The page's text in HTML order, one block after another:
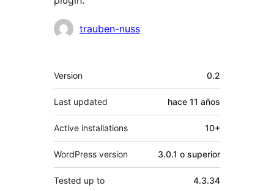
Colaboradores
trauben-nuss
Meta
Version 0.2
Last updated hace 11 años
Active installations 10+
WordPress version 3.0.1 o superior
Tested up to 4.3.34